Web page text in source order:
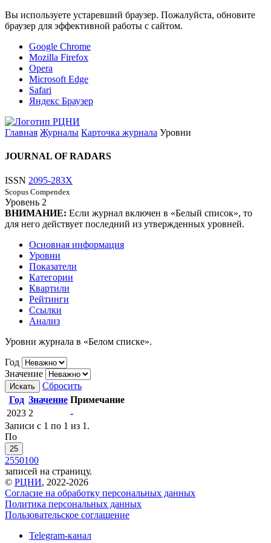
Вы используете устаревший браузер. Пожалуйста, обновите
браузер для эффективной работы с сайтом.
Google Chrome
Mozilla Firefox
Opera
Microsoft Edge
Safari
Яндекс Браузер
Главная Журналы Карточка журнала Уровни
JOURNAL OF RADARS
ISSN 2095-283X
Scopus Compendex
Уровень 2
ВНИМАНИЕ: Если журнал включен в «Белый список», то
для него действует последний из утвержденных уровней.
Основная информация
Уровни
Показатели
Категории
Квартили
Рейтинги
Ссылки
Анализ
Уровни журнала в «Белом списке».
Год
Значение
Искать
Сбросить
Год Значение Примечание
2023 2
-
Записи с 1 по 1 из 1.
По
25
2550100
записей на страницу.
© РЦНИ, 2022-2026
Согласие на обработку персональных данных
Политика персональных данных
Пользовательское соглашение
Telegram-канал